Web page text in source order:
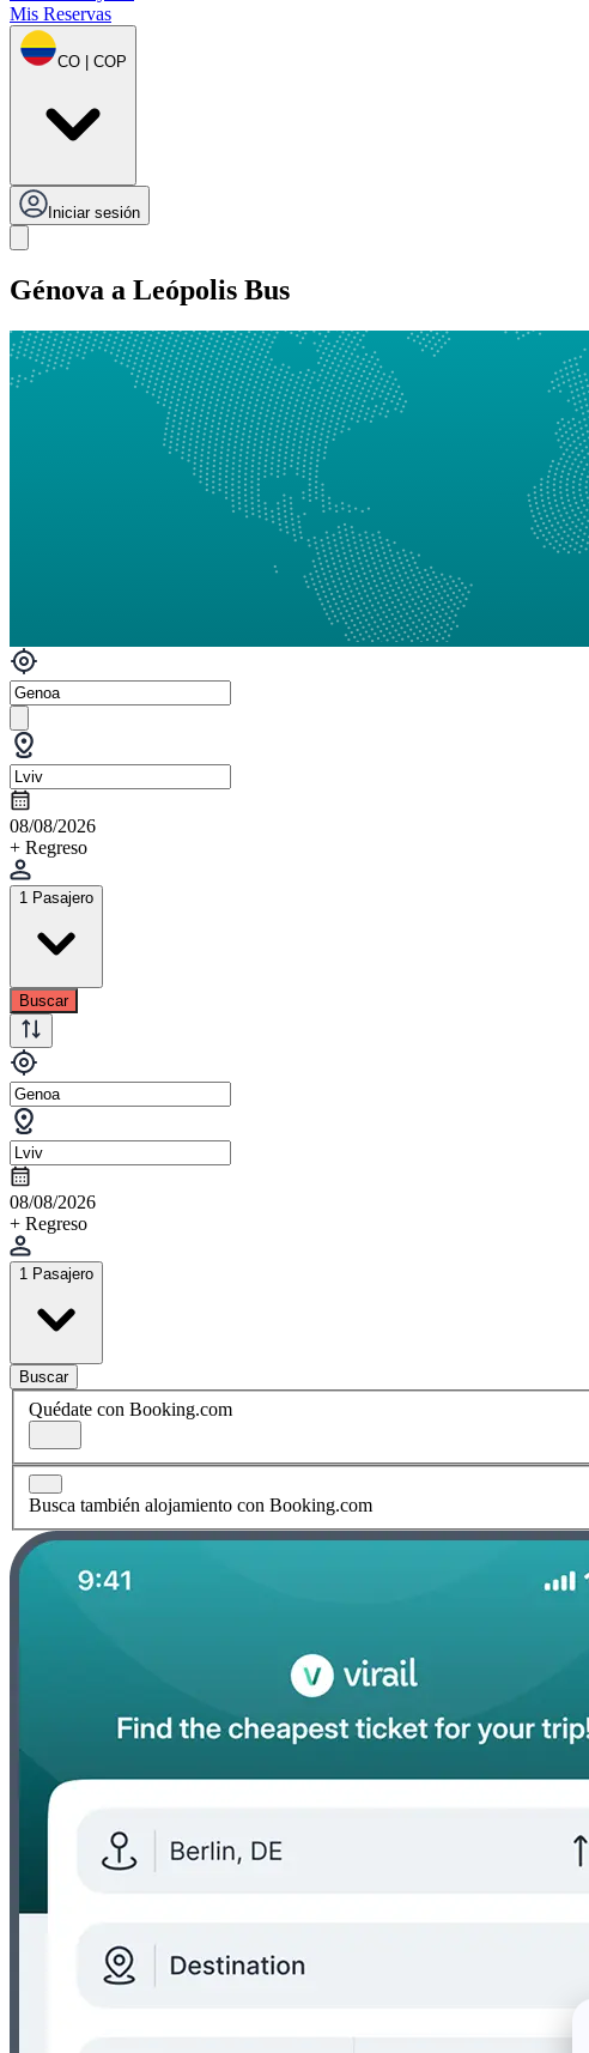
Mis Reservas
CO | COP
Iniciar sesión
Génova a Leópolis Bus
08/08/2026
+ Regreso
1 Pasajero
Buscar
08/08/2026
+ Regreso
1 Pasajero
Buscar
Quédate con Booking.com
Busca también alojamiento con Booking.com